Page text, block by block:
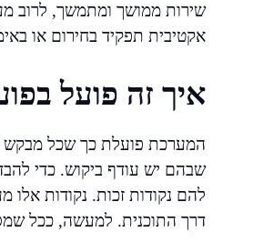
שירות ממושך ומתמשך, לרוב
אקטיבית תפקיד בחירום או
איך זה פועל
המערכת פועלת כך שכל מבקש
שבהם יש עודף ביקוש. כדי
להם נקודות זכות. נקודות אלו
דרך התוכנית. למעשה, ככל